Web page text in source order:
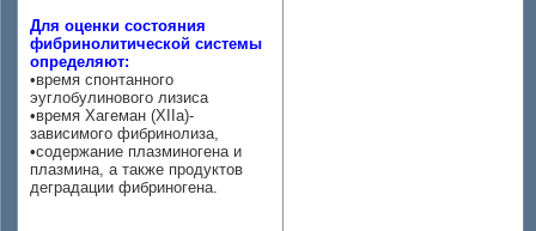
Для оценки состояния
фибринолитической системы
определяют:
•время спонтанного
эуглобулинового лизиса
•время Хагеман (XIIa)-
зависимого фибринолиза,
•содержание плазминогена и
плазмина, а также продуктов
деградации фибриногена.